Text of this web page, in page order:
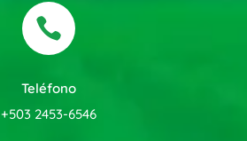

Teléfono
+503 2453-6546